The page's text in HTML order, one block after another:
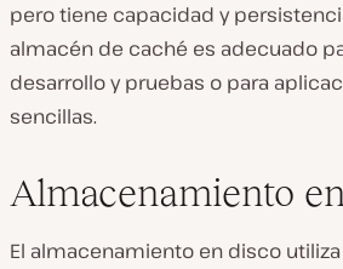
pero tiene capacidad y
almacén de caché es adecuado
desarrollo y pruebas o para
sencillas.
Almacenamiento
El almacenamiento en disco